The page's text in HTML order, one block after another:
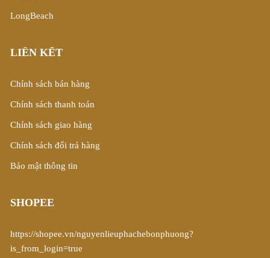
LongBeach
LIÊN KẾT
Chính sách bán hàng
Chính sách thanh toán
Chính sách giao hàng
Chính sách đổi trả hàng
Bảo mật thông tin
SHOPEE
https://shopee.vn/nguyenlieuphachebonphuong?
is_from_login=true